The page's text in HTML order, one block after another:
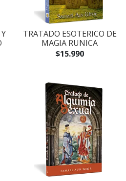
TRATADO ESOTERICO DE
MAGIA RUNICA
$15.990